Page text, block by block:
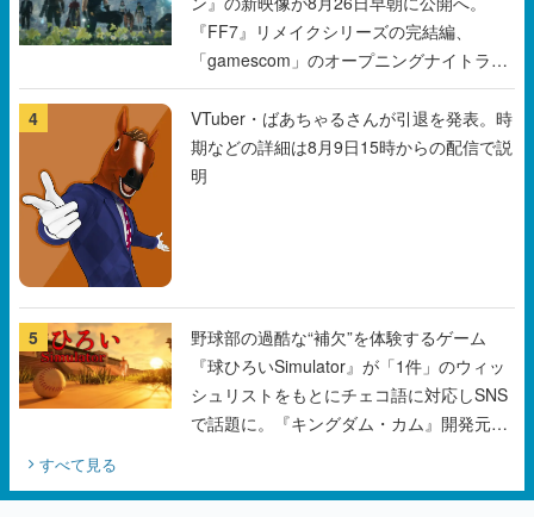
『FF7』リメイクシリーズの完結編、
「gamescom」のオープニングナイトライ
ブにてディレクターの浜口直樹氏が登壇す
る予定
4
VTuber・ばあちゃるさんが引退を発表。時
期などの詳細は8月9日15時からの配信で説
明
5
野球部の過酷な“補欠”を体験するゲーム
『球ひろいSimulator』が「1件」のウィッ
シュリストをもとにチェコ語に対応しSNS
で話題に。『キングダム・カム』開発元や
すべて見る